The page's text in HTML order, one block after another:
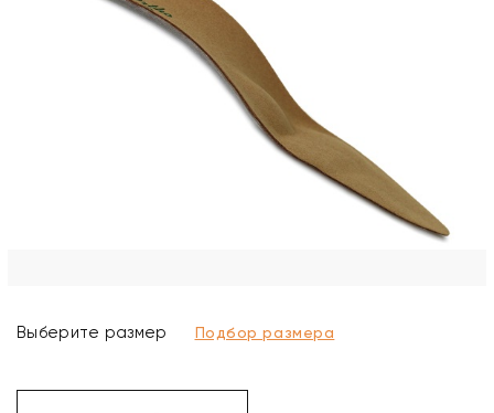
Выберите размер Подбор размера